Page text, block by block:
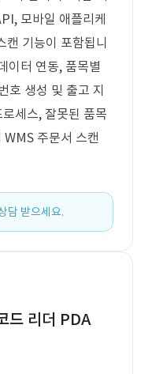
모바일 애플리케
캔 기능이 포함됩니
이터 연동, 품목별
호 생성 및 출고 지
세스, 잘못된 품목
주문서 스캔
담 받으세요.
드 리더 PDA